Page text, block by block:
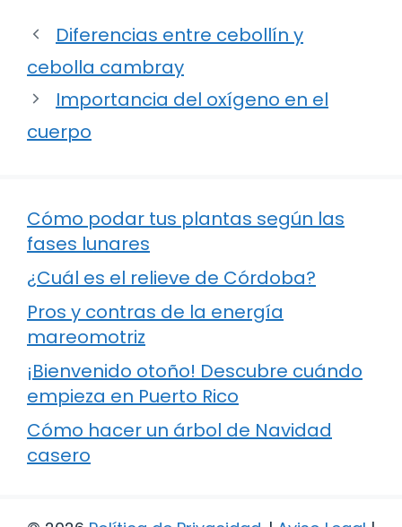
Diferencias entre cebollín y
cebolla cambray
Importancia del oxígeno en el
cuerpo
Cómo podar tus plantas según las
fases lunares
¿Cuál es el relieve de Córdoba?
Pros y contras de la energía
mareomotriz
¡Bienvenido otoño! Descubre cuándo
empieza en Puerto Rico
Cómo hacer un árbol de Navidad
casero